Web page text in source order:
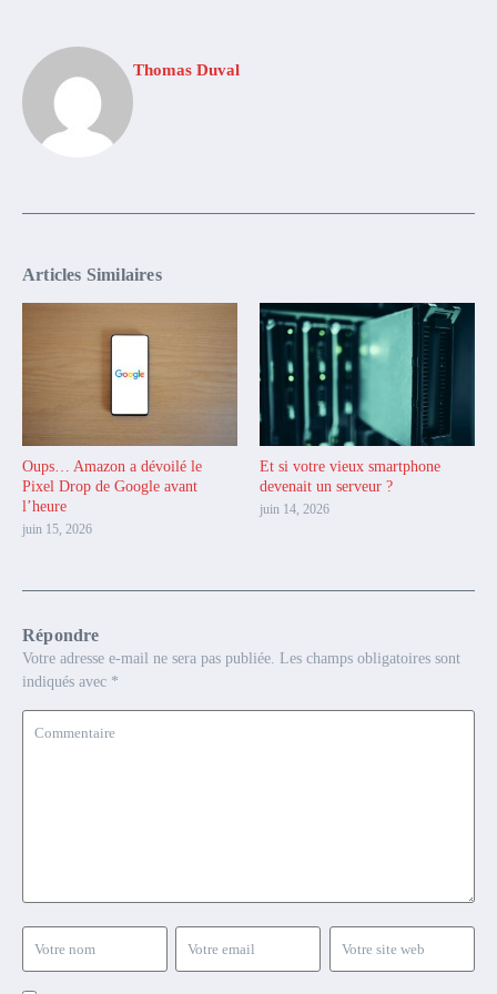
Thomas Duval
Articles Similaires
Oups… Amazon a dévoilé le
Pixel Drop de Google avant
l’heure
juin 15, 2026
Et si votre vieux smartphone
devenait un serveur ?
juin 14, 2026
Répondre
Votre adresse e-mail ne sera pas publiée. Les champs obligatoires sont
indiqués avec *